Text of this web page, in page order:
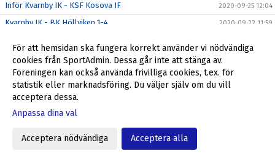
Inför Kvarnby IK - KSF Kosova IF 2020-09-25 12:04
Kvarnby IK - BK Höllviken 1-4 2020-09-22 11:59
Limhamns FF - Kvarnby IK 5-0 2020-09-14 09:21
Inför Limhamns FF - Kvarnby IK 2020-09-11 10:55
Kvarnby IK - FC Trelleborg 2-9
Inför Kvarnby IK - FC Trelleborg
Inför Vellinge FF - Kvarnby IK
För att hemsidan ska fungera korrekt använder vi nödvändiga
cookies från SportAdmin. Dessa går inte att stänga av.
Föreningen kan också använda frivilliga cookies, t.ex. för
statistik eller marknadsföring. Du väljer själv om du vill
acceptera dessa.
Anpassa dina val
Acceptera nödvändiga Acceptera alla